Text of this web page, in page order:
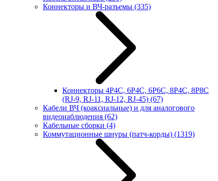
Коннекторы и ВЧ-разъемы (335)
Коннекторы 4P4C, 6P4C, 6P6C, 8P4C, 8P8C
(RJ-9, RJ-11, RJ-12, RJ-45) (67)
Кабели ВЧ (коаксиальные) и для аналогового
видеонаблюдения (62)
Кабельные сборки (4)
Коммутационные шнуры (патч-корды) (1319)